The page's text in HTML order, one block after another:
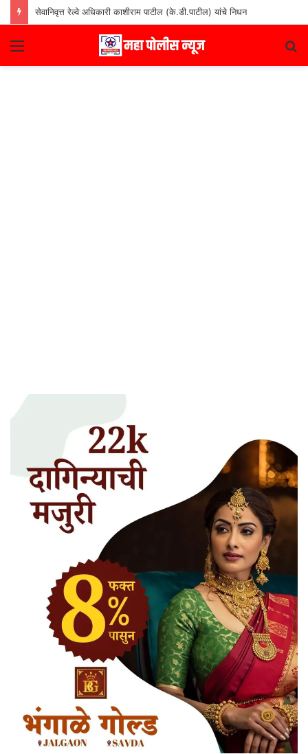
सेवानिवृत्त रेल्वे अधिकारी काशीराम पाटील (के.डी.पाटील) यांचे निधन
Menu